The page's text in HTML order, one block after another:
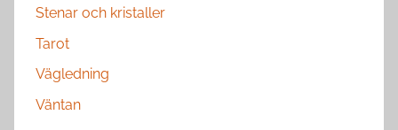
Stenar och kristaller
Tarot
Vägledning
Väntan